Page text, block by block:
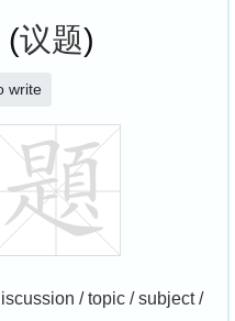
(议题)
write
/ topic / subject /